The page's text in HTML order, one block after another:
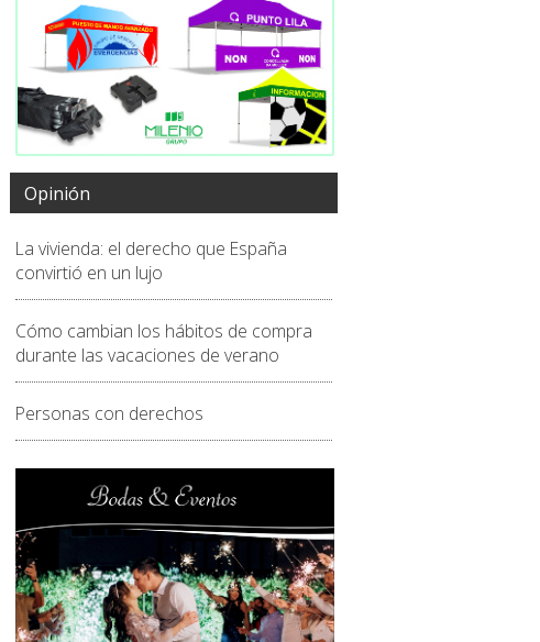
Opinión
La vivienda: el derecho que España
convirtió en un lujo
Cómo cambian los hábitos de compra
durante las vacaciones de verano
Personas con derechos